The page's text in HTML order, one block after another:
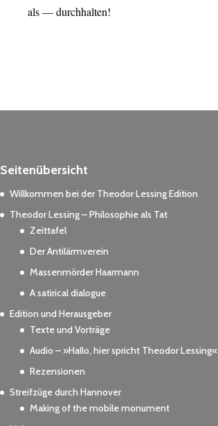
als — durchhalten!
Seitenübersicht
Willkommen bei der Theodor Lessing Edition
Theodor Lessing – Philosophie als Tat
Zeittafel
Der Antilärmverein
Massenmörder Haarmann
A satirical dialogue
Edition und Herausgeber
Texte und Vorträge
Audio – »Hallo, hier spricht Theodor Lessing«
Rezensionen
Streifzüge durch Hannover
Making of the mobile monument